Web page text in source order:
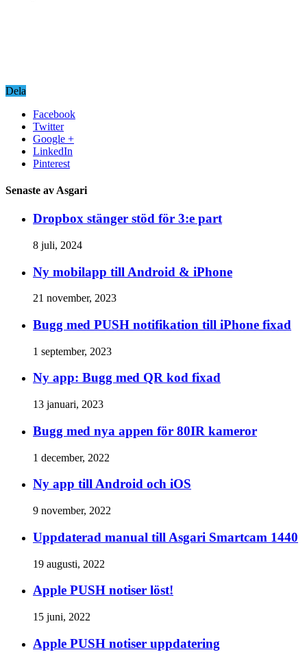
Dela
Facebook
Twitter
Google +
LinkedIn
Pinterest
Senaste av Asgari
Dropbox stänger stöd för 3:e part
8 juli, 2024
Ny mobilapp till Android & iPhone
21 november, 2023
Bugg med PUSH notifikation till iPhone fixad
1 september, 2023
Ny app: Bugg med QR kod fixad
13 januari, 2023
Bugg med nya appen för 80IR kameror
1 december, 2022
Ny app till Android och iOS
9 november, 2022
Uppdaterad manual till Asgari Smartcam 1440
19 augusti, 2022
Apple PUSH notiser löst!
15 juni, 2022
Apple PUSH notiser uppdatering